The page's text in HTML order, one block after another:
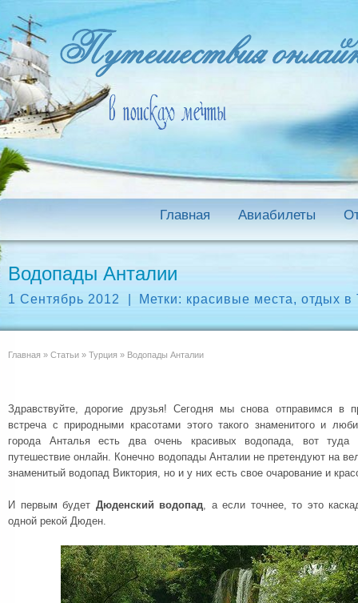
Главная Авиабилеты
Водопады Анталии
1 Сентябрь 2012 Метки: красивые места,отдых в
Главная » Статьи » Турция » Водопады Анталии
Здравствуйте, дорогие друзья! Сегодня мы снова отправимся в
встреча с природными красотами этого такого знаменитого и
города Анталья есть два очень красивых водопада, вот
путешествие онлайн. Конечно водопады Анталии не претендуют на
знаменитый водопад Виктория, но и у них есть свое очарование и
И первым будет Дюденский водопад, а если точнее, то это
одной рекой Дюден.